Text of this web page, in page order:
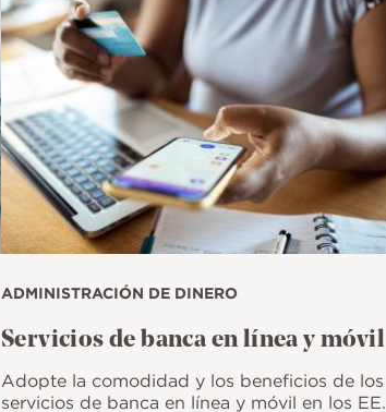
ADMINISTRACIÓN DE DINERO
Servicios de banca en línea y móvil
Adopte la comodidad y los beneficios de los
servicios de banca en línea y móvil en los EE.